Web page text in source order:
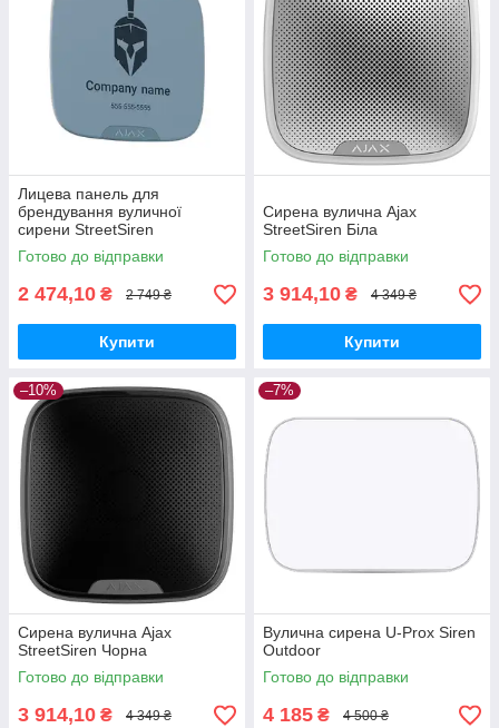
Лицева панель для
брендування вуличної
сирени StreetSiren
DoubleDeck Ajax Brandplates
Готово до відправки
2 474,10 ₴ 2 749 ₴
Купити
Сирена вулична Ajax
StreetSiren Біла
Готово до відправки
3 914,10 ₴ 4 349 ₴
Купити
–10%
Сирена вулична Ajax
StreetSiren Чорна
Готово до відправки
3 914,10 ₴ 4 349 ₴
–7%
Вулична сирена U-Prox Siren
Outdoor
Готово до відправки
4 185 ₴ 4 500 ₴